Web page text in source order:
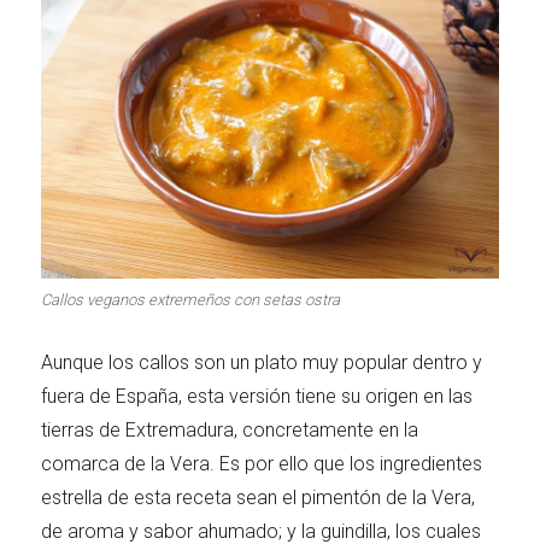
¡A dipear!
Primeros para
brillar
Segundos
Las Hamburguesas
más Top
Los más dulces
Callos veganos extremeños con setas ostra
Aunque los callos son un plato muy popular dentro y
fuera de España, esta versión tiene su origen en las
tierras de Extremadura, concretamente en la
comarca de la Vera. Es por ello que los ingredientes
estrella de esta receta sean el pimentón de la Vera,
de aroma y sabor ahumado; y la guindilla, los cuales